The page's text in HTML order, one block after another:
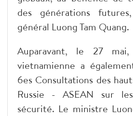
des générations
général Luong Tam Quang.
Auparavant, le 27
vietnamienne a
6es Consultations des
Russie - ASEAN sur
sécurité. Le ministre